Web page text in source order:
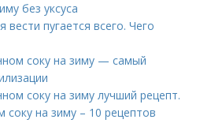
без уксуса
вести пугается всего. Чего
соку на зиму — самый
соку на зиму лучший рецепт.
на зиму – 10 рецептов